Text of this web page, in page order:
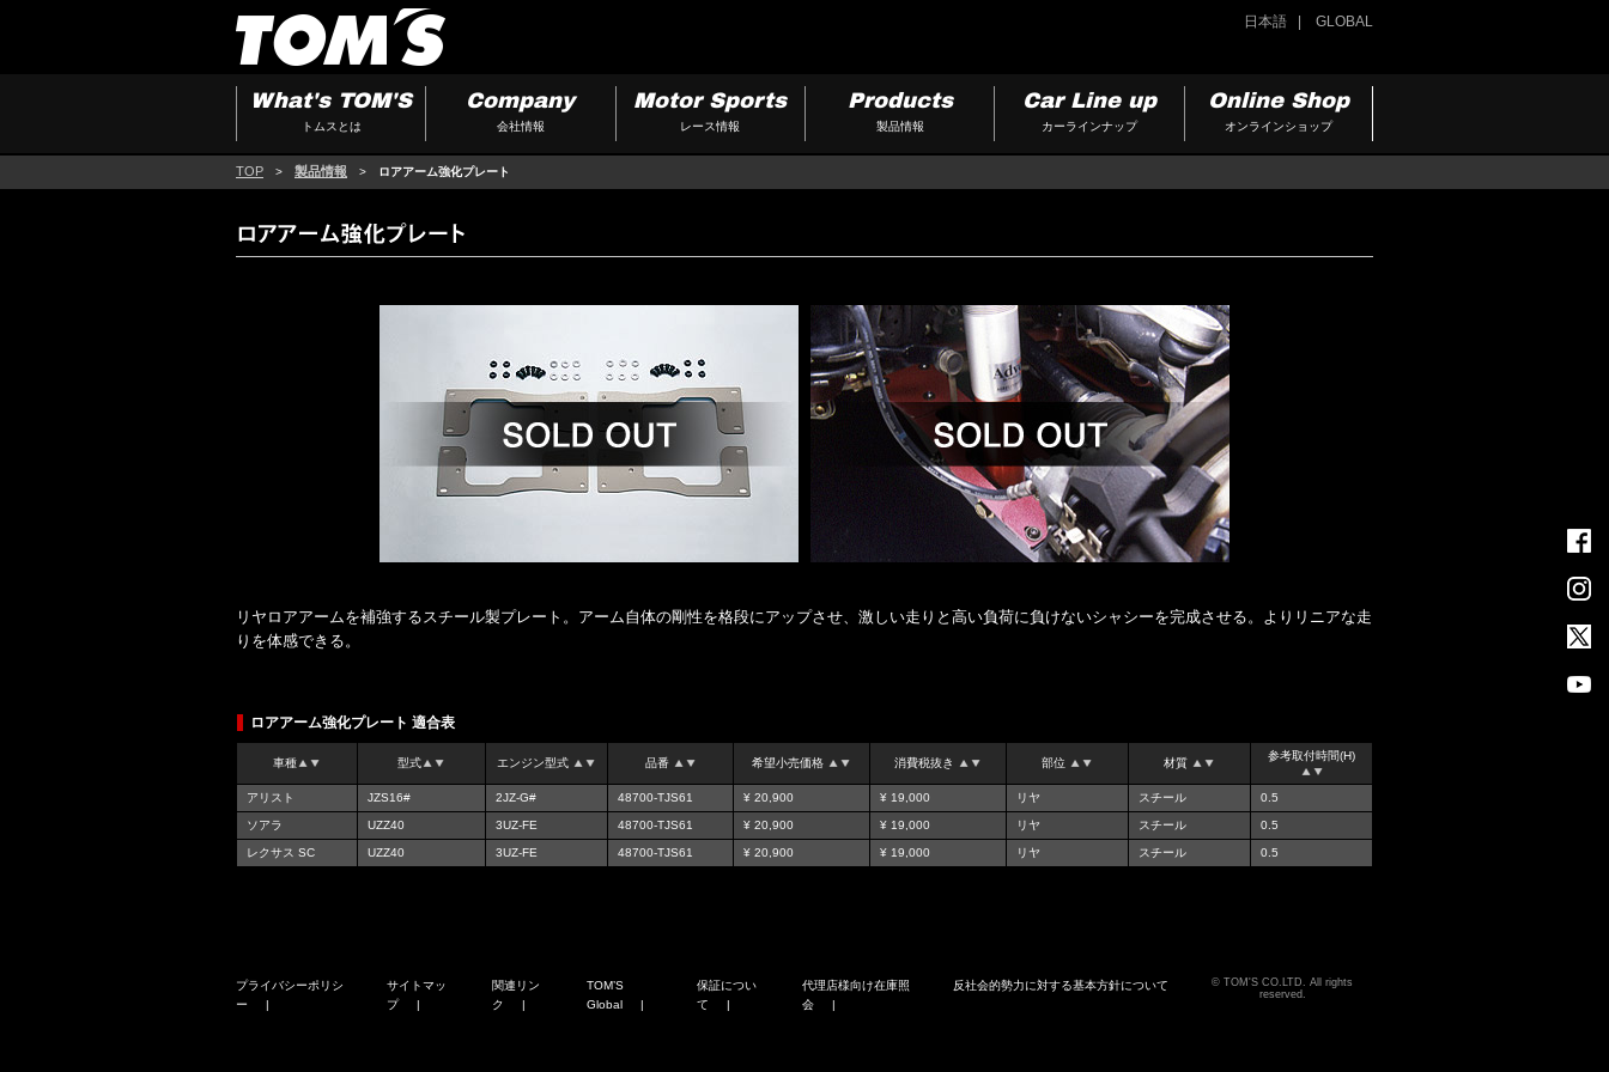
日本語 GLOBAL
What's TOM'S
トムスとは
Company
会社情報
Motor Sports
レース情報
Products
製品情報
Car Line up
カーラインナップ
Online Shop
オンラインショップ
TOP > 製品情報 > ロアアーム強化プレート
リヤロアアームを補強するスチール製プレート。アーム自体の剛性を格段にアップさせ、激しい走りと高い負荷に負けないシャシーを完成させる。よりリニアな走
りを体感できる。
ロアアーム強化プレート 適合表
車種 型式 エンジン型式 品番 希望小売価格 消費税抜き 部位 材質
参考取付時間(H)
アリスト JZS16# 2JZ-G# 48700-TJS61 ¥ 20,900 ¥ 19,000 リヤ スチール 0.5
ソアラ UZZ40 3UZ-FE 48700-TJS61 ¥ 20,900 ¥ 19,000 リヤ スチール 0.5
レクサス SC UZZ40 3UZ-FE 48700-TJS61 ¥ 20,900 ¥ 19,000 リヤ スチール 0.5
プライバシーポリシ
ー
サイトマッ
プ
関連リン
ク
TOM’S
Global
保証につい
て
代理店様向け在庫照
会
反社会的勢力に対する基本方針について
TOM'S CO.LTD. All rights
reserved.